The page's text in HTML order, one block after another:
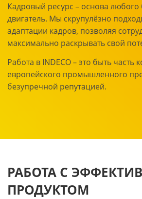
Кадровый ресурс – основа любого
двигатель. Мы скрупулёзно
адаптации кадров, позволяя
максимально раскрывать свой
Работа в INDECO – это быть часть
европейского промышленного
безупречной репутацией.
РАБОТА С
ПРОДУКТОМ